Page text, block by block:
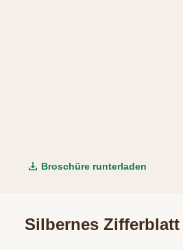
Broschüre runterladen
Silbernes Zifferblatt